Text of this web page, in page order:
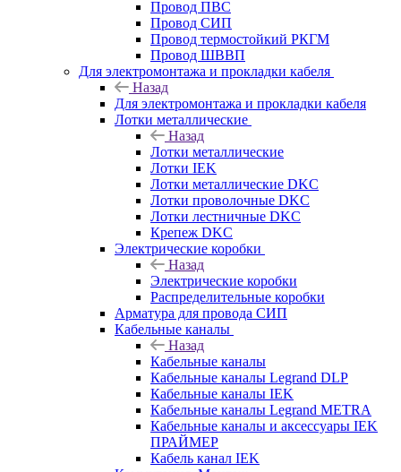
Провод ПВС
Провод СИП
Провод термостойкий РКГМ
Провод ШВВП
Для электромонтажа и прокладки кабеля
Назад
Для электромонтажа и прокладки кабеля
Лотки металлические
Назад
Лотки металлические
Лотки IEK
Лотки металлические DKC
Лотки проволочные DKC
Лотки лестничные DKC
Крепеж DKC
Электрические коробки
Назад
Электрические коробки
Распределительные коробки
Арматура для провода СИП
Кабельные каналы
Назад
Кабельные каналы
Кабельные каналы Legrand DLP
Кабельные каналы IEK
Кабельные каналы Legrand METRA
Кабельные каналы и аксессуары IEK
ПРАЙМЕР
Кабель канал IEK